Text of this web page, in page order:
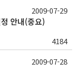
안내(중요)
4184
2009-07-29
2009-07-28